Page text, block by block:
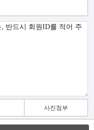
사진첨부